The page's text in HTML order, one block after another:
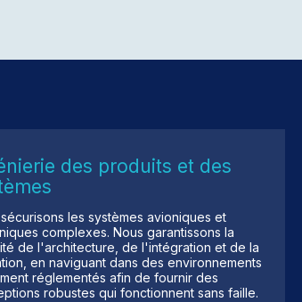
des produits et des
les systèmes avioniques et
complexes. Nous garantissons la
de l'architecture, de l'intégration et de la
en naviguant dans des environnements
réglementés afin de fournir des
robustes qui fonctionnent sans faille.